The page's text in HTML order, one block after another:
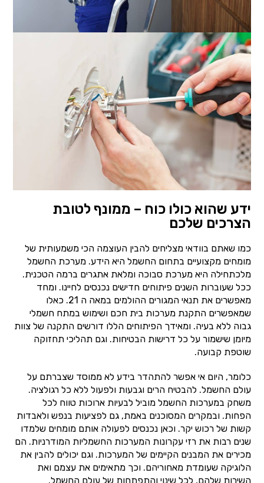
ידע שהוא כולו כוח – ממונף לטובת
הצרכים שלכם
כמו שאתם בוודאי מצליחים להבין העוצמה הכי משמעותית של
מומחים מקצועיים בתחום החשמל היא הידע. מערכת החשמל
מלכתחילה היא מערכת סבוכה ומלאת אתגרים ברמה הטכנית.
ככל שעוברות השנים פיתוחים חדישים נכנסים לחיינו. ומחד
מאפשרים את תנאי המגורים ההולמים במאה ה 21. כאלו
שמאפשרים התקנת מערכות בית חכם ושימוש במתח חשמלי
גבוה ללא בעיה. ומאידך הפיתוחים הללו דורשים התקנה של צוות
מיומן שישמור על כל דרישות הבטיחות. וגם תהליכי תחזוקה
שוטפת קבועה.
כלומר, היום אי אפשר להתהדר בידע לא ממוסד שצברתם על
עולם החשמל. להבטיח הרים וגבעות ולפעול ללא כל רגולציה.
משחק במערכות החשמל מוביל לבעיות ארוכות טווח לכל
הפחות. ובמקרים המסוכנים באמת, גם לפציעות בנפש ולאבדות
קשות של רכוש יקר. וכאן נכנסים לפעולה אותם מומחים שלמדו
שנים רבות את רזי עקרונות המערכות החשמליות המודרניות. הם
מכירים את המבנים הקיימים של המערכות. וגם יכולים להבין את
הלוגיקה שעומדת מאחוריהם. וכך מתאימים את עצמם ואת
השירות שלהם, לכל שינוי והתפתחות של עולם החשמל.